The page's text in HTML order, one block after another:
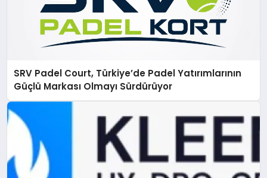
SRV Padel Court, Türkiye’de Padel Yatırımlarının
Güçlü Markası Olmayı Sürdürüyor